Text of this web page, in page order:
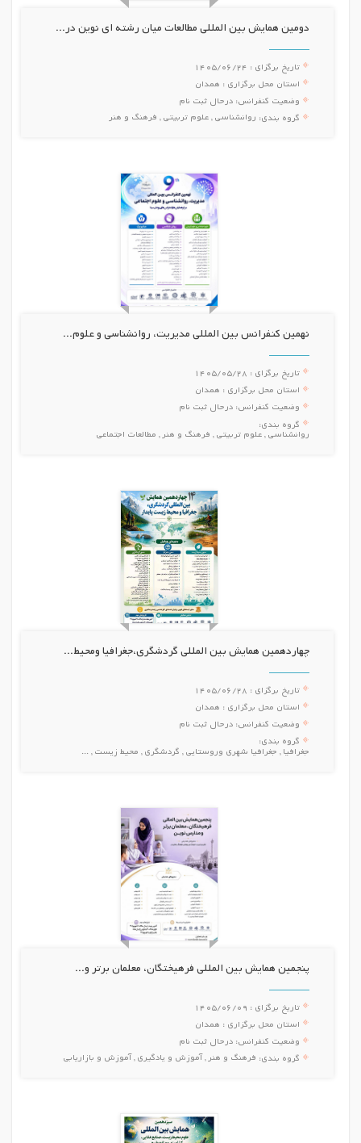
دومین همایش بین المللی مطالعات میان رشته ای نوین در...
تاریخ برگزای : 1405/06/24
استان محل برگزاری : همدان
وضعیت کنفرانس: درحال ثبت نام
گروه بندی: روانشناسی , علوم تربیتی , فرهنگ و هنر
نهمین کنفرانس بین المللی مدیریت، روانشناسی و علوم...
تاریخ برگزای : 1405/05/28
استان محل برگزاری : همدان
وضعیت کنفرانس: درحال ثبت نام
گروه بندی:
روانشناسی , علوم تربیتی , فرهنگ و هنر , مطالعات اجتماعی
چهاردهمین همایش بین المللی گردشگری،جغرافیا ومحیط...
تاریخ برگزای : 1405/06/28
استان محل برگزاری : همدان
وضعیت کنفرانس: درحال ثبت نام
گروه بندی:
جغرافیا , جغرافیا شهری وروستایی , گردشگری , محیط زیست , ...
پنجمین همایش بین المللی فرهیختگان، معلمان برتر و...
تاریخ برگزای : 1405/06/09
استان محل برگزاری : همدان
وضعیت کنفرانس: درحال ثبت نام
گروه بندی: فرهنگ و هنر , آموزش و یادگیری , آموزش و بازاریابی